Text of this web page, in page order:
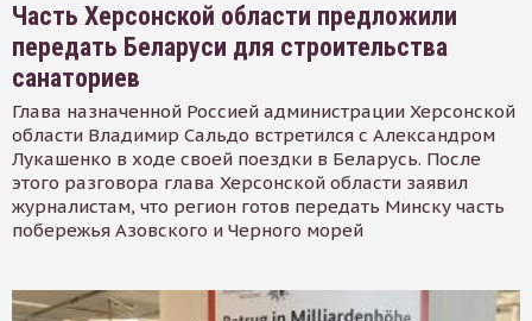
Часть Херсонской области предложили
передать Беларуси для строительства
санаториев
Глава назначенной Россией администрации Херсонской
области Владимир Сальдо встретился с Александром
Лукашенко в ходе своей поездки в Беларусь. После
этого разговора глава Херсонской области заявил
журналистам, что регион готов передать Минску часть
побережья Азовского и Черного морей